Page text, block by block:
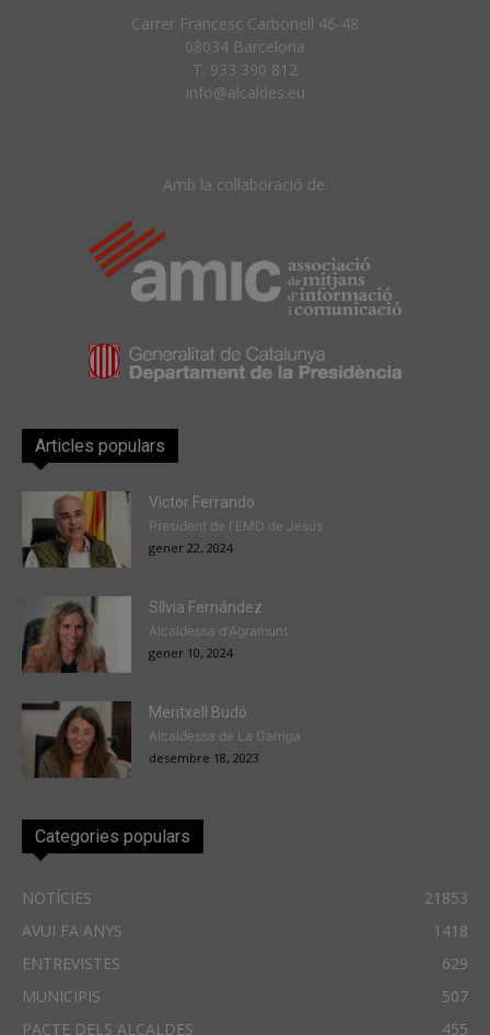
Carrer Francesc Carbonell 46-48
08034 Barcelona
T. 933 390 812
info@alcaldes.eu
Amb la col·laboració de:
Articles populars
Victor Ferrando
President de l'EMD de Jesús
gener 22, 2024
Sílvia Fernández
Alcaldessa d'Agramunt
gener 10, 2024
Meritxell Budó
Alcaldessa de La Garriga
desembre 18, 2023
Categories populars
NOTÍCIES
21853
AVUI FA ANYS
1418
ENTREVISTES
629
MUNICIPIS
507
PACTE DELS ALCALDES
455